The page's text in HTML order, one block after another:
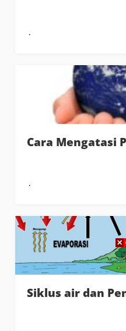
Cara Mengatasi
Siklus air dan